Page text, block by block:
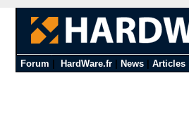
Forum HardWare.fr| News| Articles|